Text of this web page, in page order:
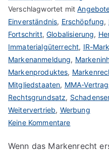
Verschlagwortet mit
Einverständnis, Erschöpfung,
Fortschritt,Globalisierung,
Immaterialgüterrecht, IR-
Markenanmeldung,
Markenproduktes,
Mitgliedstaaten, MMA-
Rechtsgrundsatz,
Weitervertrieb, Werbung
Keine Kommentarezu
Wenn das Markenrecht